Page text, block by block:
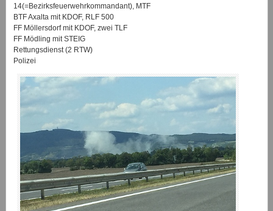
14(=Bezirksfeuerwehrkommandant), MTF
BTF Axalta mit KDOF, RLF 500
FF Möllersdorf mit KDOF, zwei TLF
FF Mödling mit STEIG
Rettungsdienst (2 RTW)
Polizei